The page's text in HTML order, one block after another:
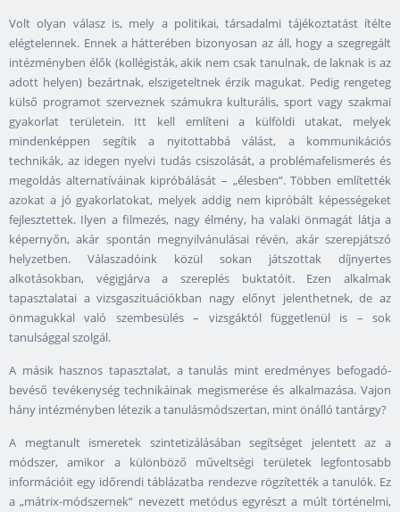
Volt olyan válasz is, mely a politikai, társadalmi tájékoztatást ítélte
elégtelennek. Ennek a hátterében bizonyosan az áll, hogy a szegregált
intézményben élők (kollégisták, akik nem csak tanulnak, de laknak is az
adott helyen) bezártnak, elszigeteltnek érzik magukat. Pedig rengeteg
külső programot szerveznek számukra kulturális, sport vagy szakmai
gyakorlat területein. Itt kell említeni a külföldi utakat, melyek
mindenképpen segítik a nyitottabbá válást, a kommunikációs
technikák, az idegen nyelvi tudás csiszolását, a problémafelismerés és
megoldás alternatíváinak kipróbálását – „élesben”. Többen említették
azokat a jó gyakorlatokat, melyek addig nem kipróbált képességeket
fejlesztettek. Ilyen a filmezés, nagy élmény, ha valaki önmagát látja a
képernyőn, akár spontán megnyilvánulásai révén, akár szerepjátszó
helyzetben. Válaszadóink közül sokan játszottak díjnyertes
alkotásokban, végigjárva a szereplés buktatóit. Ezen alkalmak
tapasztalatai a vizsgaszituációkban nagy előnyt jelenthetnek, de az
önmagukkal való szembesülés – vizsgáktól függetlenül is – sok
tanulsággal szolgál.
A másik hasznos tapasztalat, a tanulás mint eredményes befogadó-
bevéső tevékenység technikáinak megismerése és alkalmazása. Vajon
hány intézményben létezik a tanulásmódszertan, mint önálló tantárgy?
A megtanult ismeretek szintetizálásában segítséget jelentett az a
módszer, amikor a különböző műveltségi területek legfontosabb
információit egy időrendi táblázatba rendezve rögzítették a tanulók. Ez
a „mátrix-módszernek” nevezett metódus egyrészt a múlt történelmi,